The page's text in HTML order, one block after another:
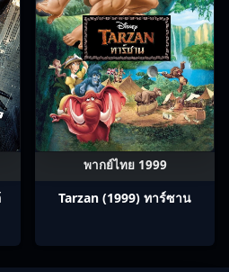
พากย์ไทย 1999
Tarzan (1999) ทาร์ซาน